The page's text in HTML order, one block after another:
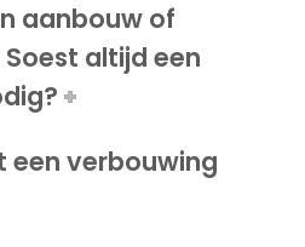
aanbouw of
altijd een
een verbouwing